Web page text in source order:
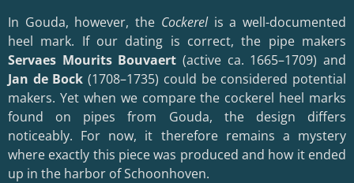
In Gouda, however, the Cockerelis a well-documented
heel mark. If our dating is correct, the pipe makers
Servaes Mourits Bouvaert (active ca. 1665–1709) and
Jan de Bock (1708–1735) could be considered potential
makers. Yet when we compare the cockerel heel marks
found on pipes from Gouda, the design differs
noticeably. For now, it therefore remains a mystery
where exactly this piece was produced and how it ended
up in the harbor of Schoonhoven.